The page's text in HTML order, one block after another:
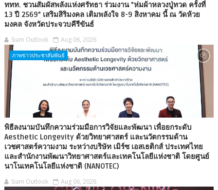
ททท. ชวนสัมผัสพลังแห่งศรัทธา ร่วมงาน "ห่มผ้าหลวงปู่ทวด ครั้งที่
13 ปี 2569" เสริมสิริมงคล เติมพลังใจ 8-9 สิงหาคม นี้ ณ วัดห้วย
มงคล จังหวัดประจวบคีรีขันธ์
Siam Outlook Aug 06, 2026
ภาพข่าวประชาสัมพันธ์
พิธีลงนามบันทึกความร่วมมือการวิจัยและพัฒนา เพื่อยกระดับ
Aesthetic Longevity ด้วยวิทยาศาสตร์ และนวัตกรรมด้าน
เวชศาสตร์ความงาม ระหว่างบริษัท เมิร์ซ เอสเธติกส์ ประเทศไทย
และสำนักงานพัฒนาวิทยาศาสตร์และเทคโนโลยีแห่งชาติ โดยศูนย์
นาโนเทคโนโลยีแห่งชาติ (NANOTEC)
Siam Outlook Aug 06, 2026